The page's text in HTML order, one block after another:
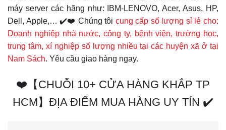
máy server các hãng như: IBM-LENOVO, Acer, Asus, HP,
Dell, Apple,… ✔️❤️ Chúng tôi cung cấp số lượng sỉ lẻ cho:
Doanh nghiệp nhà nước, công ty, bệnh viện, trường học,
trung tâm, xí nghiệp số lượng nhiều tại các huyện xã ở tại
Nam Sách. Yêu cầu giao hàng ngay.
❤️【CHUỖI 10+ CỬA HÀNG KHẮP TP
HCM】ĐỊA ĐIỂM MUA HÀNG UY TÍN ✔️